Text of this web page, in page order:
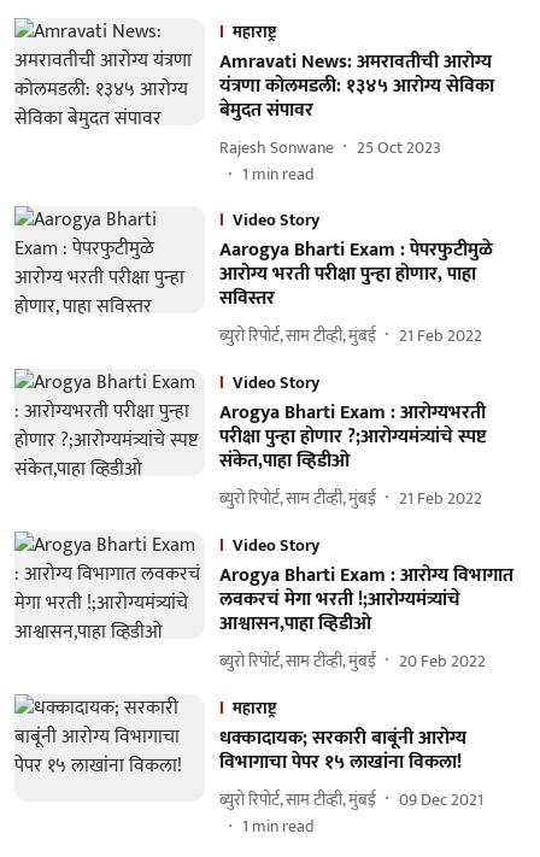
महाराष्ट्र
Amravati News: अमरावतीची आरोग्य
यंत्रणा कोलमडली: १३४५ आरोग्य सेविका
बेमुदत संपावर
Rajesh Sonwane
25 Oct 2023
1 min read
Video Story
Aarogya Bharti Exam : पेपरफुटीमुळे
आरोग्य भरती परीक्षा पुन्हा होणार, पाहा
सविस्तर
ब्युरो रिपोर्ट, साम टीव्ही, मुंबई
21 Feb 2022
Video Story
Arogya Bharti Exam : आरोग्यभरती
परीक्षा पुन्हा होणार ?;आरोग्यमंत्र्यांचे स्पष्ट
संकेत,पाहा व्हिडीओ
ब्युरो रिपोर्ट, साम टीव्ही, मुंबई
21 Feb 2022
Video Story
Arogya Bharti Exam : आरोग्य विभागात
लवकरचं मेगा भरती !;आरोग्यमंत्र्यांचे
आश्वासन,पाहा व्हिडीओ
ब्युरो रिपोर्ट, साम टीव्ही, मुंबई
20 Feb 2022
महाराष्ट्र
धक्कादायक; सरकारी बाबूंनी आरोग्य
विभागाचा पेपर १५ लाखांना विकला!
ब्युरो रिपोर्ट, साम टीव्ही, मुंबई
09 Dec 2021
1 min read